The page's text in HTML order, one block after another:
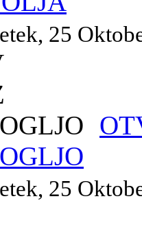
25
25